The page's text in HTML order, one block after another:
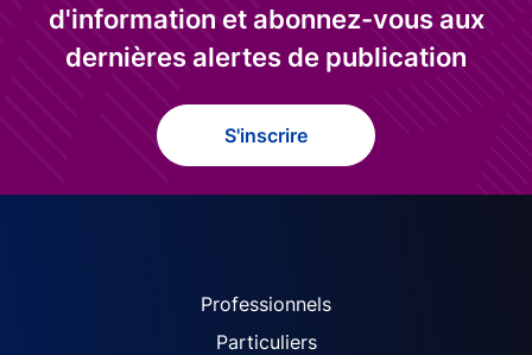
d'information et abonnez-vous aux
dernières alertes de publication
S'inscrire
ACPR site navigation
Professionnels
Particuliers